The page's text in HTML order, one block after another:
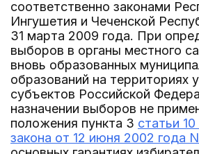
соответственно законами
Ингушетия и Чеченской
31 марта 2009 года. При
выборов в органы местного
вновь образованных
образований на территориях
субъектов Российской
назначении выборов не
положения пункта 3 статьи
закона от 12 июня 2002 года